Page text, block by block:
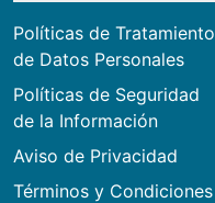
Políticas de Tratamiento
de Datos Personales
Políticas de Seguridad
de la Información
Aviso de Privacidad
Términos y Condiciones